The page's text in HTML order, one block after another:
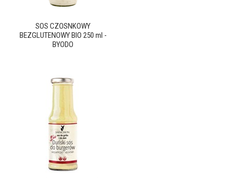
SOS CZOSNKOWY
BEZGLUTENOWY BIO 250 ml -
BYODO